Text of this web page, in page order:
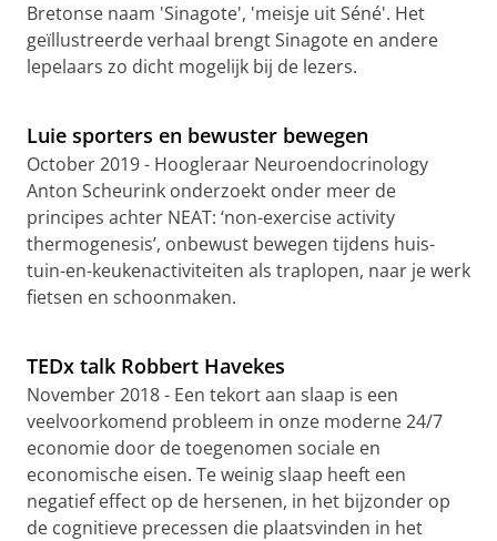
Bretonse naam 'Sinagote', 'meisje uit Séné'. Het
geïllustreerde verhaal brengt Sinagote en andere
lepelaars zo dicht mogelijk bij de lezers.
video te zien
Luie sporters en bewuster bewegen
October 2019 - Hoogleraar Neuroendocrinology
Anton Scheurink onderzoekt onder meer de
principes achter NEAT: ‘non-exercise activity
thermogenesis’, onbewust bewegen tijdens huis-
tuin-en-keukenactiviteiten als traplopen, naar je werk
fietsen en schoonmaken.
video te zien
TEDx talk Robbert Havekes
November 2018 - Een tekort aan slaap is een
veelvoorkomend probleem in onze moderne 24/7
economie door de toegenomen sociale en
economische eisen. Te weinig slaap heeft een
negatief effect op de hersenen, in het bijzonder op
de cognitieve precessen die plaatsvinden in het